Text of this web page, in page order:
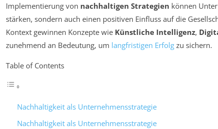
Implementierung von nachhaltigen Strategien können
stärken, sondern auch einen positiven Einfluss auf die
Kontext gewinnen Konzepte wie Künstliche Intelligenz,
zunehmend an Bedeutung, um langfristigen Erfolg zu sichern.
Table of Contents
Nachhaltigkeit als Unternehmensstrategie
Nachhaltigkeit als Unternehmensstrategie